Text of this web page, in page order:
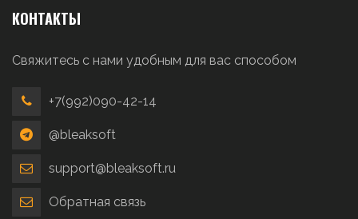
КОНТАКТЫ
Свяжитесь с нами удобным для вас способом
+7(992)090-42-14
@bleaksoft
support@bleaksoft.ru
Обратная связь